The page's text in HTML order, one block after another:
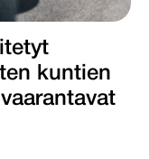
kuntien